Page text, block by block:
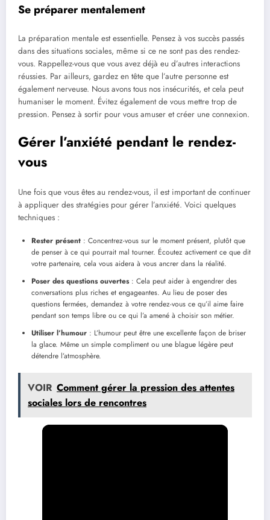
Se préparer mentalement
La préparation mentale est essentielle. Pensez à vos succès passés
dans des situations sociales, même si ce ne sont pas des rendez-
vous. Rappellez-vous que vous avez déjà eu d’autres interactions
réussies. Par ailleurs, gardez en tête que l’autre personne est
également nerveuse. Nous avons tous nos insécurités, et cela peut
humaniser le moment. Évitez également de vous mettre trop de
pression. Pensez à sortir pour vous amuser et créer une connexion.
Gérer l’anxiété pendant le rendez-
vous
Une fois que vous êtes au rendez-vous, il est important de continuer
à appliquer des stratégies pour gérer l’anxiété. Voici quelques
techniques :
Rester présent : Concentrez-vous sur le moment présent, plutôt que
de penser à ce qui pourrait mal tourner. Écoutez activement ce que dit
votre partenaire, cela vous aidera à vous ancrer dans la réalité.
Poser des questions ouvertes: Cela peut aider à engendrer des
conversations plus riches et engageantes. Au lieu de poser des
questions fermées, demandez à votre rendez-vous ce qu’il aime faire
pendant son temps libre ou ce qui l’a amené à choisir son métier.
Utiliser l’humour : L’humour peut être une excellente façon de briser
la glace. Même un simple compliment ou une blague légère peut
détendre l’atmosphère.
VOIR Comment gérer la pression des attentes
sociales lors de rencontres